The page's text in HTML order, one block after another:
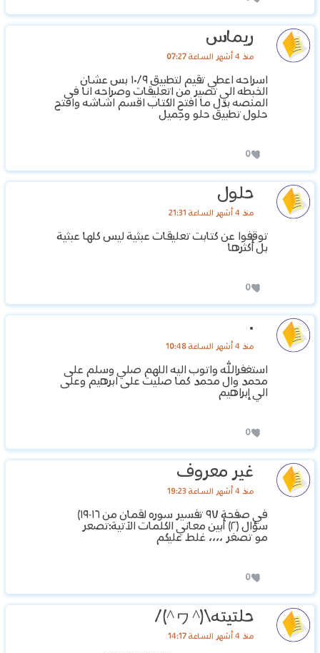
ريماس
منذ 4 أشهر الساعة 07:27
اسراحه اعطي تقيم لتطبيق ١٠/٩ بس عشان
الخبطه الي تصير من اتعليقات وصراحه انا في
المنصه بدل ما افتح الكتاب اقسم اشاشه وافتح
حلول تطبيق حلو وجميل
0
حلول
منذ 4 أشهر الساعة 21:31
توقفوا عن كتابت تعليقات عبثية ليس كلها عبثية
بل أكثرها
0
٠
منذ 4 أشهر الساعة 10:48
استغفرالله واتوب اليه اللهم صلي وسلم على
محمد وال محمد كما صليت على ابرهيم وعلى
الي إبراهيم
0
غير معروف
منذ 4 أشهر الساعة 19:23
في صفحة ٩٧ تفسير سوره لقمان من ١٦-١٩)
سؤال (٢) أبين معاني الكلمات الآتية:تصعر
مو تصغر ،،،، غلط عليكم
0
حلتيته\(^ヮ^)/
منذ 4 أشهر الساعة 14:17